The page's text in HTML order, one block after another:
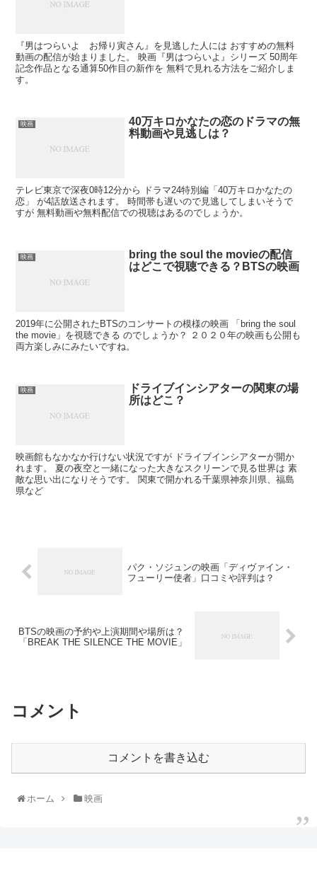
『男はつらいよ お帰り寅さん』を見逃した人には おすすめの無料
動画の配信が始まりました。 映画『男はつらいよ』シリーズ 50周年
記念作品となる通算50作目の新作を 無料で見れる方法をご紹介しま
す。
映画
40万キロかなたの恋のドラマの無
料動画や見逃しは？
テレビ東京で深夜0時12分から ドラマ24特別編「40万キロかなたの
恋」 が4話放送されます。 時間帯も遅いので見逃してしまいそうで
すが 無料動画や無料配信での視聴はあるのでしょうか。
映画
bring the soul the movieの配信
はどこで視聴できる？BTSの映画
2019年に公開されたBTSのコンサートの模様の映画 「bring the soul
the movie」を視聴できる のでしょうか？ ２０２０年の映画も公開も
両方楽しみにみたいですね。
映画
ドライブインシアターの関東の場
所はどこ？
映画館もなかなか行けない状況ですが ドライブインシアターが開か
れます。 夏の夜空と一緒になった大きなスクリーンで見る世界は 素
敵な思い出になりそうです。 関東で開かれる千葉県神奈川県、福島
県など
パク・ソジュンの映画「ディヴァイン・
フューリー使者」口コミや評判は？
BTSの映画の予約や上演期間や場所は？
「BREAK THE SILENCE THE MOVIE」
コメント
コメントを書き込む
ホーム 映画